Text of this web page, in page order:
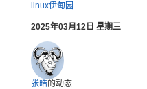
linux伊甸园
2025年03月12日 星期三
张皓的动态